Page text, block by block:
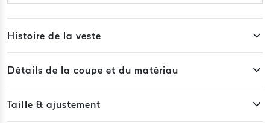
Histoire de la veste
Détails de la coupe et du matériau
Taille & ajustement